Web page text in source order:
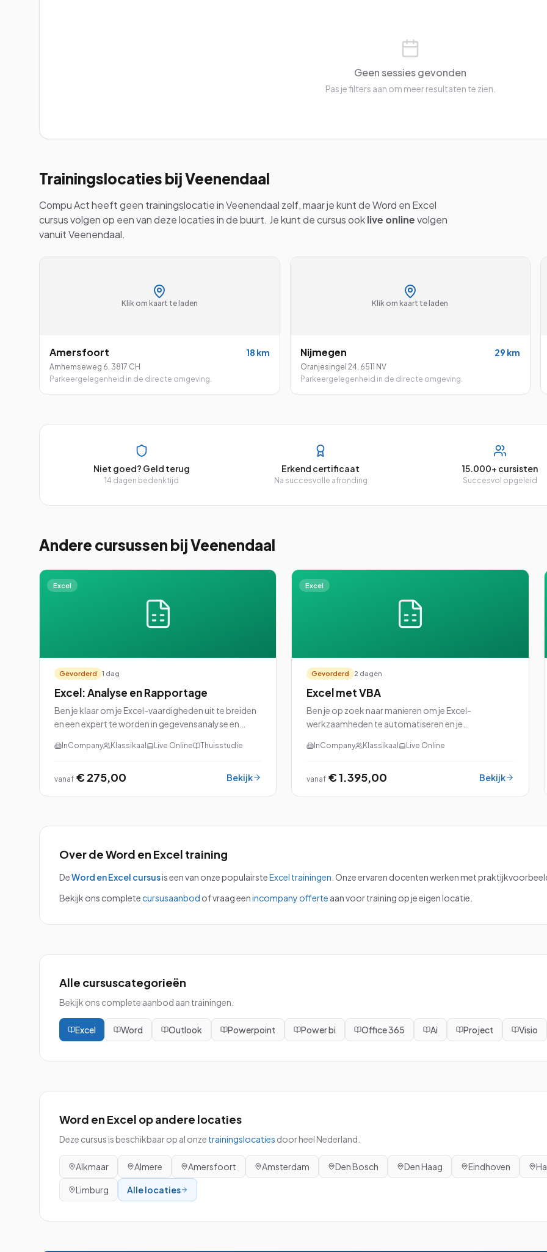
Geen sessies gevonden
Pas je filters aan om meer resultaten te zien.
Trainingslocaties bijVeenendaal
Compu Act heeft geen trainingslocatie inVeenendaal zelf, maar je kunt deWord en Excel
cursus volgen op een van deze locaties in de buurt. Je kunt de cursus ooklive onlinevolgen
vanuitVeenendaal.
Klik om kaart te laden
Amersfoort 18 km
Arnhemseweg 6, 3817 CH
Parkeergelegenheid in de directe omgeving.
Klik om kaart te laden
Nijmegen 29 km
Oranjesingel 24, 6511 NV
Parkeergelegenheid in de directe omgeving.
Niet goed? Geld terug
14 dagen bedenktijd
Erkend certificaat
Na succesvolle afronding
15.000+ cursisten
Succesvol opgeleid
Andere cursussen bij Veenendaal
Excel
Gevorderd 1 dag
Excel: Analyse en Rapportage
Ben je klaar om je Excel-vaardigheden uit te breiden
en een expert te worden in gegevensanalyse en
Rapportage perfect voor jou!
InCompany Klassikaal Live Online Thuisstudie
vanaf € 275,00 Bekijk
Excel
Gevorderd 2 dagen
Excel met VBA
Ben je op zoek naar manieren om je Excel-
werkzaamheden te automatiseren en je
onze cursus Excel met VBA (Visual Basic for
InCompany Klassikaal Live Online
vanaf € 1.395,00 Bekijk
Over deWord en Excel training
DeWord en Excel cursusis een van onze populairsteExcel trainingen Onze ervaren docenten werken met
Bekijk ons completecursusaanbod of vraag eenincompany offerte aan voor training op je eigen locatie.
Alle cursuscategorieën
Bekijk ons complete aanbod aan trainingen.
Excel Word Outlook Powerpoint Power bi Office 365 Ai Project Visio
Word en Excel op andere locaties
Deze cursus is beschikbaar op al onze trainingslocaties door heel Nederland.
Alkmaar Almere Amersfoort Amsterdam Den Bosch Den Haag Eindhoven
Limburg Alle locaties